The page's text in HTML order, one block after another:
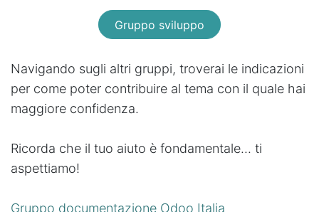
Gruppo sviluppo
Navigando sugli altri gruppi, troverai le indicazioni
per come poter contribuire al tema con il quale hai
maggiore confidenza.
Ricorda che il tuo aiuto è fondamentale... ti
aspettiamo!
Gruppo documentazione Odoo Italia